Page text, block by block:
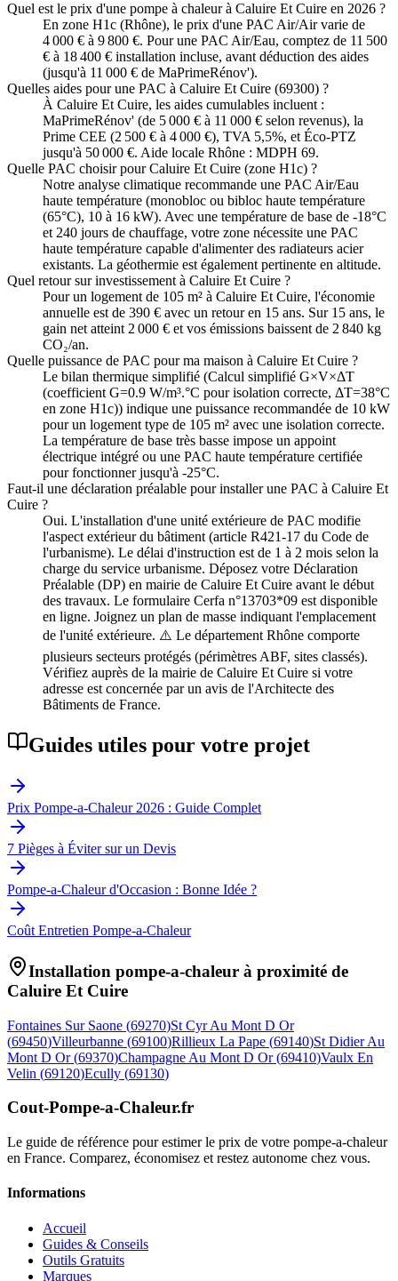
Quel est le prix d'une pompe à chaleur à Caluire Et Cuire en 2026 ?
En zone H1c (Rhône), le prix d'une PAC Air/Air varie de
4 000 € à 9 800 €. Pour une PAC Air/Eau, comptez de 11 500
€ à 18 400 € installation incluse, avant déduction des aides
(jusqu'à 11 000 € de MaPrimeRénov').
Quelles aides pour une PAC à Caluire Et Cuire (69300) ?
À Caluire Et Cuire, les aides cumulables incluent :
MaPrimeRénov' (de 5 000 € à 11 000 € selon revenus), la
Prime CEE (2 500 € à 4 000 €), TVA 5,5%, et Éco-PTZ
jusqu'à 50 000 €. Aide locale Rhône : MDPH 69.
Quelle PAC choisir pour Caluire Et Cuire (zone H1c) ?
Notre analyse climatique recommande une PAC Air/Eau
haute température (monobloc ou bibloc haute température
(65°C), 10 à 16 kW). Avec une température de base de -18°C
et 240 jours de chauffage, votre zone nécessite une PAC
haute température capable d'alimenter des radiateurs acier
existants. La géothermie est également pertinente en altitude.
Quel retour sur investissement à Caluire Et Cuire ?
Pour un logement de 105 m² à Caluire Et Cuire, l'économie
annuelle est de 390 € avec un retour en 15 ans. Sur 15 ans, le
gain net atteint 2 000 € et vos émissions baissent de 2 840 kg
CO₂/an.
Quelle puissance de PAC pour ma maison à Caluire Et Cuire ?
Le bilan thermique simplifié (Calcul simplifié G×V×ΔT
(coefficient G=0.9 W/m³.°C pour isolation correcte, ΔT=38°C
en zone H1c)) indique une puissance recommandée de 10 kW
pour un logement type de 105 m² avec une isolation correcte.
La température de base très basse impose un appoint
électrique intégré ou une PAC haute température certifiée
pour fonctionner jusqu'à -25°C.
Faut-il une déclaration préalable pour installer une PAC à Caluire Et
Cuire ?
Oui. L'installation d'une unité extérieure de PAC modifie
l'aspect extérieur du bâtiment (article R421-17 du Code de
l'urbanisme). Le délai d'instruction est de 1 à 2 mois selon la
charge du service urbanisme. Déposez votre Déclaration
Préalable (DP) en mairie de Caluire Et Cuire avant le début
des travaux. Le formulaire Cerfa n°13703*09 est disponible
en ligne. Joignez un plan de masse indiquant l'emplacement
de l'unité extérieure. ⚠️ Le département Rhône comporte
plusieurs secteurs protégés (périmètres ABF, sites classés).
Vérifiez auprès de la mairie de Caluire Et Cuire si votre
adresse est concernée par un avis de l'Architecte des
Bâtiments de France.
Guides utiles pour votre projet
Prix Pompe-a-Chaleur 2026 : Guide Complet
7 Pièges à Éviter sur un Devis
Pompe-a-Chaleur d'Occasion : Bonne Idée ?
Coût Entretien Pompe-a-Chaleur
Installation pompe-a-chaleur à proximité de
Caluire Et Cuire
Fontaines Sur Saone (69270)St Cyr Au Mont D Or
(69450)Villeurbanne (69100)Rillieux La Pape (69140)St Didier Au
Mont D Or (69370)Champagne Au Mont D Or (69410)Vaulx En
Velin (69120)Ecully (69130)
Cout-Pompe-a-Chaleur.fr
Le guide de référence pour estimer le prix de votre pompe-a-chaleur
en France. Comparez, économisez et restez autonome chez vous.
Informations
Accueil
Guides & Conseils
Outils Gratuits
Marques